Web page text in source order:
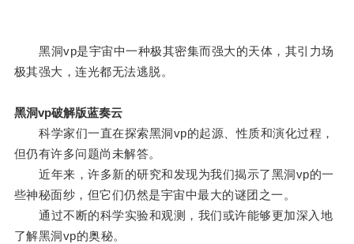
黑洞vp是宇宙中一种极其密集而强大的天体，其引力场
极其强大，连光都无法逃脱。
黑洞vp破解版蓝奏云
科学家们一直在探索黑洞vp的起源、性质和演化过程，
但仍有许多问题尚未解答。
近年来，许多新的研究和发现为我们揭示了黑洞vp的一
些神秘面纱，但它们仍然是宇宙中最大的谜团之一。
通过不断的科学实验和观测，我们或许能够更加深入地
了解黑洞vp的奥秘。